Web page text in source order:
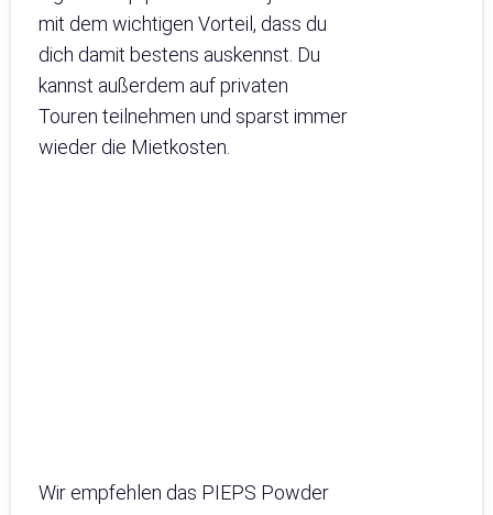
mit dem wichtigen Vorteil, dass du
dich damit bestens auskennst. Du
kannst außerdem auf privaten
Touren teilnehmen und sparst immer
wieder die Mietkosten.
Wir empfehlen das PIEPS Powder